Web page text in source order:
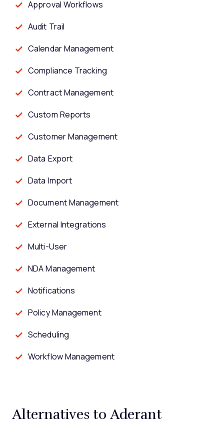
Approval Workflows
Audit Trail
Calendar Management
Compliance Tracking
Contract Management
Custom Reports
Customer Management
Data Export
Data Import
Document Management
External Integrations
Multi-User
NDA Management
Notifications
Policy Management
Scheduling
Workflow Management
Alternatives to Aderant